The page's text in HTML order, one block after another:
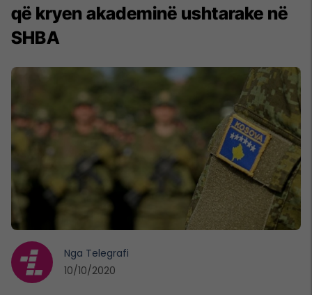
që kryen akademinë ushtarake në
SHBA
Nga Telegrafi
10/10/2020